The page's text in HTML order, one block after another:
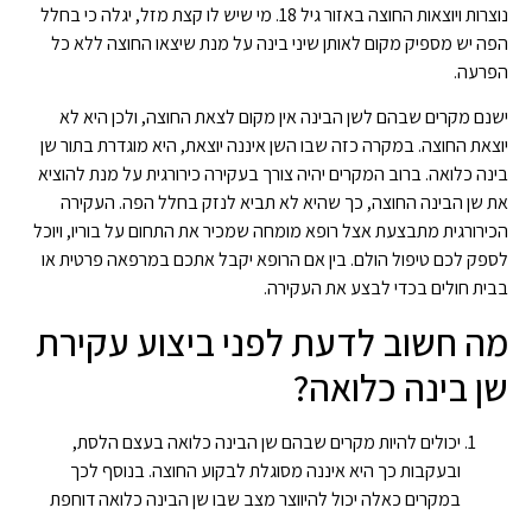
נוצרות ויוצאות החוצה באזור גיל 18. מי שיש לו קצת מזל, יגלה כי בחלל
הפה יש מספיק מקום לאותן שיני בינה על מנת שיצאו החוצה ללא כל
הפרעה.
ישנם מקרים שבהם לשן הבינה אין מקום לצאת החוצה, ולכן היא לא
יוצאת החוצה. במקרה כזה שבו השן איננה יוצאת, היא מוגדרת בתור שן
בינה כלואה. ברוב המקרים יהיה צורך בעקירה כירורגית על מנת להוציא
את שן הבינה החוצה, כך שהיא לא תביא לנזק בחלל הפה. העקירה
הכירורגית מתבצעת אצל רופא מומחה שמכיר את התחום על בוריו, ויוכל
לספק לכם טיפול הולם. בין אם הרופא יקבל אתכם במרפאה פרטית או
בבית חולים בכדי לבצע את העקירה.
מה חשוב לדעת לפני ביצוע עקירת
שן בינה כלואה?
יכולים להיות מקרים שבהם שן הבינה כלואה בעצם הלסת,
ובעקבות כך היא איננה מסוגלת לבקוע החוצה. בנוסף לכך
במקרים כאלה יכול להיווצר מצב שבו שן הבינה כלואה דוחפת